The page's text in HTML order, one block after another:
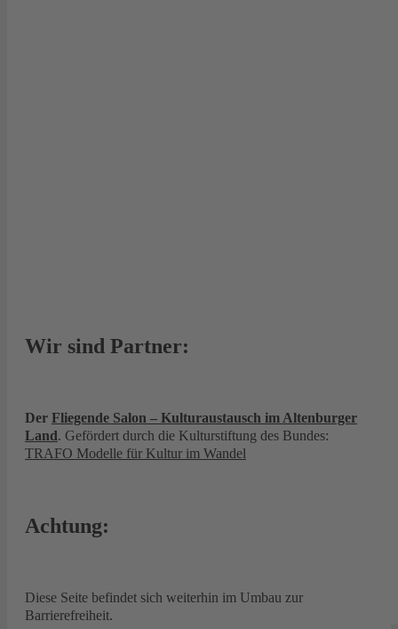
Wir sind Partner:
Der Fliegende Salon – Kulturaustausch im Altenburger
Land. Gefördert durch die Kulturstiftung des Bundes:
TRAFO Modelle für Kultur im Wandel
Achtung:
Diese Seite befindet sich weiterhin im Umbau zur
Barrierefreiheit.